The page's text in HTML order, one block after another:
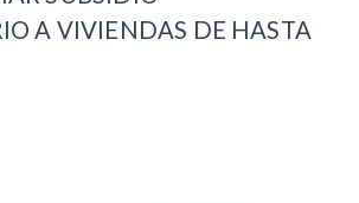
A VIVIENDAS DE HASTA